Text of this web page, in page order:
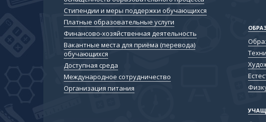
Стипендии и меры поддержки обучающихся
Платные образовательные услуги
Финансово-хозяйственная деятельность
Вакантные места для приёма (перевода)
обучающихся
Доступная среда
Международное сотрудничество
Организация питания